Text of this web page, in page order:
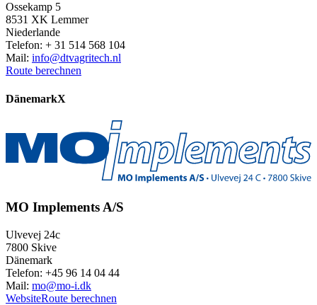
Ossekamp 5
8531 XK Lemmer
Niederlande
Telefon: + 31 514 568 104
Mail: info@dtvagritech.nl
Route berechnen
DänemarkX
MO Implements A/S
Ulvevej 24c
7800 Skive
Dänemark
Telefon: +45 96 14 04 44
Mail: mo@mo-i.dk
WebsiteRoute berechnen